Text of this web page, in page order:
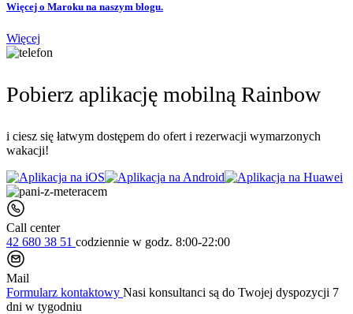
Więcej o Maroku na naszym blogu.
Więcej
Pobierz aplikację mobilną Rainbow
i ciesz się łatwym dostępem do ofert i rezerwacji wymarzonych
wakacji!
Call center
42 680 38 51 codziennie w godz. 8:00-22:00
Mail
Formularz kontaktowy Nasi konsultanci są do Twojej dyspozycji 7
dni w tygodniu